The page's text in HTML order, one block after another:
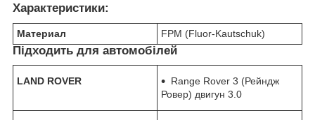
Характеристики:
Материал FPM (Fluor-Kautschuk)
Підходить для автомобілей
LAND ROVER
Range Rover 3 (Рейндж
Ровер) двигун 3.0